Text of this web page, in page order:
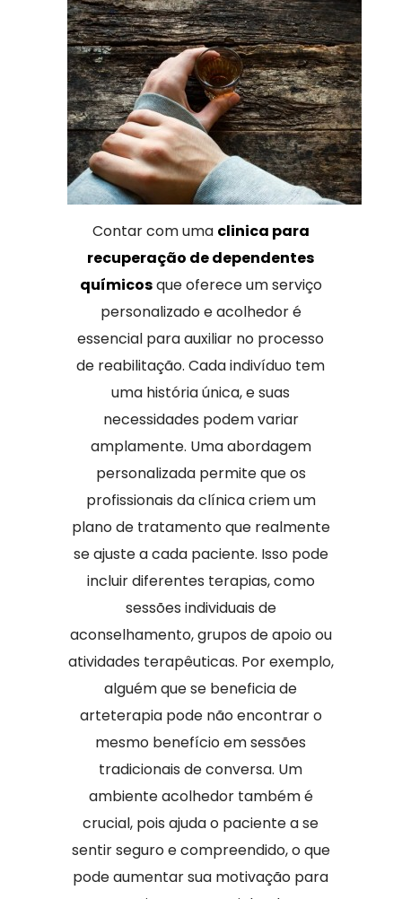
Contar com uma clinica para
recuperação de dependentes
químicosque oferece um serviço
personalizado e acolhedor é
essencial para auxiliar no processo
de reabilitação. Cada indivíduo tem
uma história única, e suas
necessidades podem variar
amplamente. Uma abordagem
personalizada permite que os
profissionais da clínica criem um
plano de tratamento que realmente
se ajuste a cada paciente. Isso pode
incluir diferentes terapias, como
sessões individuais de
aconselhamento, grupos de apoio ou
atividades terapêuticas. Por exemplo,
alguém que se beneficia de
arteterapia pode não encontrar o
mesmo benefício em sessões
tradicionais de conversa. Um
ambiente acolhedor também é
crucial, pois ajuda o paciente a se
sentir seguro e compreendido, o que
pode aumentar sua motivação para